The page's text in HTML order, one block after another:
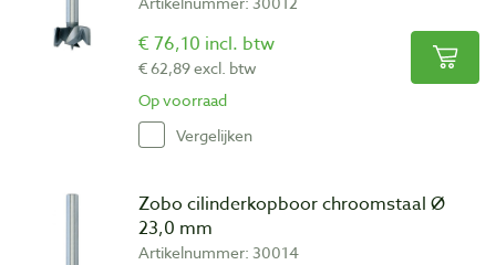
€ 76,10 incl. btw
€ 62,89 excl. btw
Op voorraad
Vergelijken
Zobo cilinderkopboor chroomstaal Ø
23,0 mm
Artikelnummer: 30014